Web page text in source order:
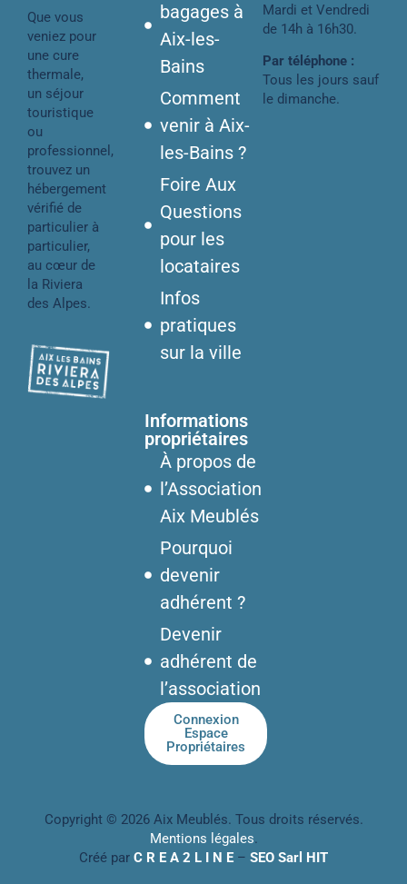
Que vous
veniez pour
une cure
thermale,
un séjour
touristique
ou
professionnel,
trouvez un
hébergement
vérifié de
particulier à
particulier,
au cœur de
la Riviera
des Alpes.
bagages à
Aix-les-
Bains
Comment
venir à Aix-
les-Bains ?
Foire Aux
Questions
pour les
locataires
Infos
pratiques
sur la ville
Informations
propriétaires
À propos de
l’Association
Aix Meublés
Pourquoi
devenir
adhérent ?
Devenir
adhérent de
l’association
Connexion
Espace
Propriétaires
Mardi et Vendredi
de 14h à 16h30.
Par téléphone :
Tous les jours sauf
le dimanche.
Copyright © 2026 Aix Meublés. Tous droits réservés.
Mentions légales.
Créé par C R E A 2 L I N E – SEO Sarl HIT